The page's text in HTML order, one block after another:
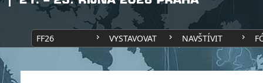
FF26 VYSTAVOVAT NAVŠTÍVIT